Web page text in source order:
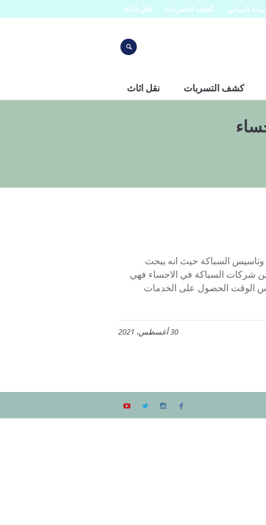
المباني كشف التسربات نقل اثاث
كشف التسربات نقل اثاث
السباكة حيث انه يبحث
من شركات السباكة في الاحساء فهي
الوقت الحصول على الخدمات
30 أغسطس، 2021